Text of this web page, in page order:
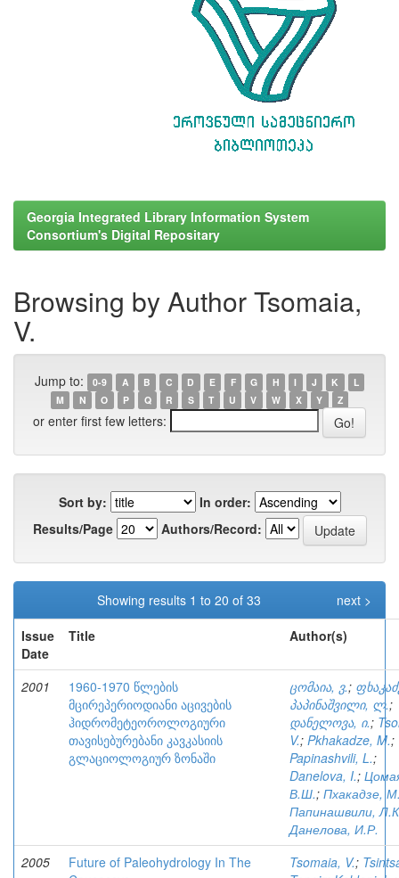
Georgia Integrated Library Information System
Consortium's Digital Repositary
Browsing by Author Tsomaia,
V.
Jump to: 0-9 A B C D E F G H I J K
L
M
N O P Q R S T U V W X Y Z
or enter first few letters:
Sort by:
In order:
Results/Page
Authors/Record:
Showing results 1 to 20 of 33
next >
Issue
Date
Title Author(s)
2001
1960-1970 წლების
მცირეპერიოდიანი აცივების
ჰიდრომეტეოროლოგიური
თავისებურებანი კავკასიის
გლაციოლოგიურ ზონაში
ცომაია, ვ.;
პაპინაშვილი, ლ.;
დანელოვა, ი.;
V.; Pkhakadze, M.;
Papinashvili, L.;
Danelova, I.;
В.Ш.; Пхакадзе,
Папинашвили,
Данелова, И.Р.
2005
Future of Paleohydrology In The
Tsomaia, V.;